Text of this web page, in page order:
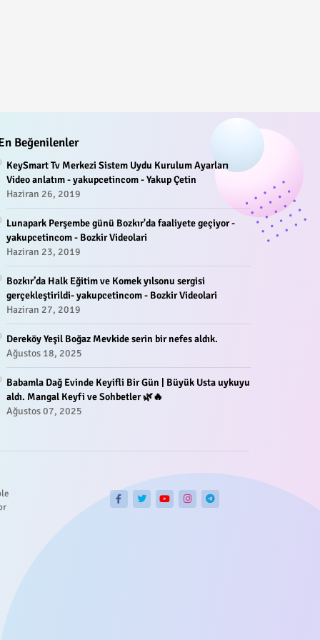
Beğenilenler
KeySmart Tv Merkezi Sistem Uydu Kurulum Ayarları
Video anlatım - yakupcetincom - Yakup Çetin
Haziran 26, 2019
Lunapark Perşembe günü Bozkır'da faaliyete geçiyor -
yakupcetincom - Bozkir Videolari
Haziran 23, 2019
Bozkır’da Halk Eğitim ve Komek yılsonu sergisi
gerçekleştirildi- yakupcetincom - Bozkir Videolari
Haziran 27, 2019
Dereköy Yeşil Boğaz Mevkide serin bir nefes aldık.
Ağustos 18, 2025
Babamla Dağ Evinde Keyifli Bir Gün | Büyük Usta uykuyu
aldı. Mangal Keyfi ve Sohbetler 🌿🔥
Ağustos 07, 2025